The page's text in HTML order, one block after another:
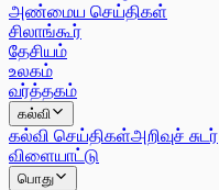
அண்மைய செய்திகள்
சிலாங்கூர்
தேசியம்
உலகம்
வர்த்தகம்
கல்வி
கல்வி செய்திகள்அறிவுச் சுடர்
விளையாட்டு
பொது